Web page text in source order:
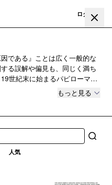
ログイン
である』ことは広く一般的な
る誤解や偏見も、同じく満ち
世紀末に始まるパピローマウ
にパピローマウイルスとその
人類の科学的発展の成果だ
もっと見る
人気